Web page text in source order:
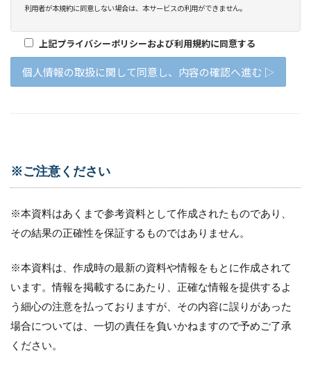
※ご注意ください
※本資料はあくまで参考資料として作成されたものであり、
その結果の正確性を保証するものではありません。
※本資料は、作成時の最新の資料や情報をもとに作成されて
います。情報を掲載するにあたり、正確な情報を提供するよ
う細心の注意を払っておりますが、その内容に誤りがあった
場合については、一切の責任を負いかねますので予めご了承
ください。